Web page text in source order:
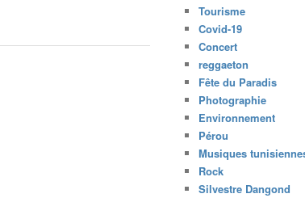
Tourisme
Covid-19
Concert
reggaeton
Fête du Paradis
Photographie
Environnement
Pérou
Musiques
Rock
Silvestre Dangond